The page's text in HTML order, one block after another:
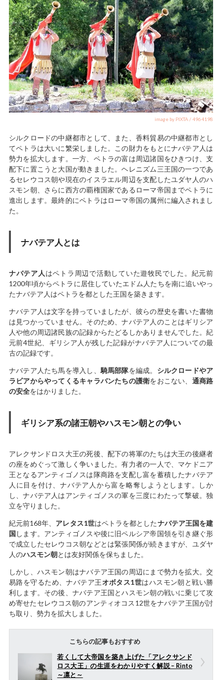
image by PIXTA / 4964198
シルクロードの中継都市として、また、香料貿易の中継都市とし
てペトラは大いに繁栄しました。この財力をもとにナバテア人は
勢力を拡大します。一方、ペトラの富は周辺諸国をひきつけ、支
配下に置こうと大国が動きました。ヘレニズム三王国の一つであ
るセレウコス朝や現在のイスラエル周辺を支配したユダヤ人のハ
スモン朝、さらに西方の覇権国家であるローマ帝国までペトラに
進出します。最終的にペトラはローマ帝国の属州に編入されまし
た。
ナバテア人とは
ナバテア人 はペトラ周辺で活動していた遊牧民でした。紀元前
1200年頃からペトラに居住していたエドム人たちを南に追いやっ
たナバテア人はペトラを都とした王国を築きます。
ナバテア人は文字を持っていましたが、彼らの歴史を書いた書物
は見つかっていません。そのため、ナバテア人のことはギリシア
人や他の周辺諸民族の記録からたどるしかありませんでした。紀
元前4世紀、ギリシア人が残した記録がナバテア人についての最
古の記録です。
ナバテア人たち馬を導入し、 騎馬部隊を編成。 シルクロードやア
ラビアからやってくるキャラバンたちの護衛をおこない、 通商路
の安全をはかりました。
ギリシア系の諸王朝やハスモン朝との争い
アレクサンドロス大王の死後、配下の将軍のたちは大王の後継者
の座をめぐって激しく争いました。有力者の一人で、マケドニア
王となるアンティゴノスは隊商路を支配し富を蓄積したナバテア
人に目を付け、ナバテア人から富を略奪しようとします。しか
し、ナバテア人はアンティゴノスの軍を三度にわたって撃破。独
立を守りました。
紀元前168年、 アレタス1世はペトラを都としたナバテア王国を建
国 します。アンティゴノスや後に旧ペルシア帝国領を引き継ぐ形
で成立したセレウコス朝などとは緊張関係が続きますが、ユダヤ
人のハスモン朝とは友好関係を保ちました。
しかし、ハスモン朝はナバテア王国の周辺にまで勢力を拡大。交
易路を守るため、ナバテア王オボタス1世はハスモン朝と戦い勝
利します。その後、ナバテア王国とハスモン朝の戦いに乗じて攻
め寄せたセレウコス朝のアンティオコス12世をナバテア王国が討
ち取り、勢力を拡大しました。
こちらの記事もおすすめ
若くして大帝国を築き上げた「アレクサンド
ロス大王」の生涯をわかりやすく解説 – Rinto
～凛と～